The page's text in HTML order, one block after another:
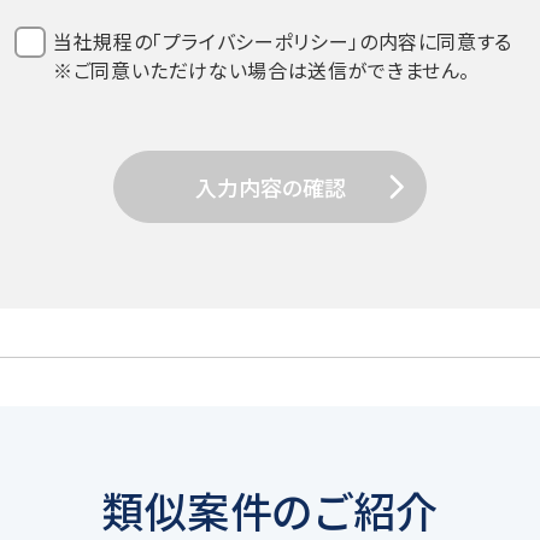
的達成のための必要範囲で、適正かつ適法な手段により取得
する広告、メールマガジン等、各種ご案内のため
当社規程の「プライバシーポリシー」の内容に同意する
※ご同意いただけない場合は送信ができません。
入力内容の確認
類似案件のご紹介